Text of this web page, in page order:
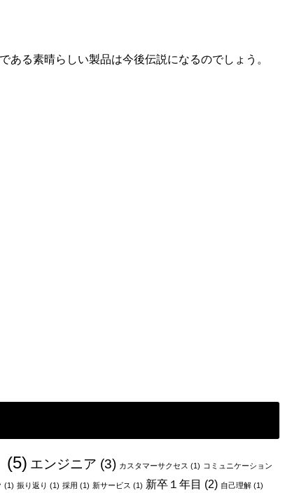
る素晴らしい製品は今後伝説になるのでしょう。
(5) エンジニア (3) カスタマーサクセス (1) コミュニケーション
(1) 振り返り (1) 採用 (1) 新サービス (1) 新卒１年目 (2) 自己理解 (1)